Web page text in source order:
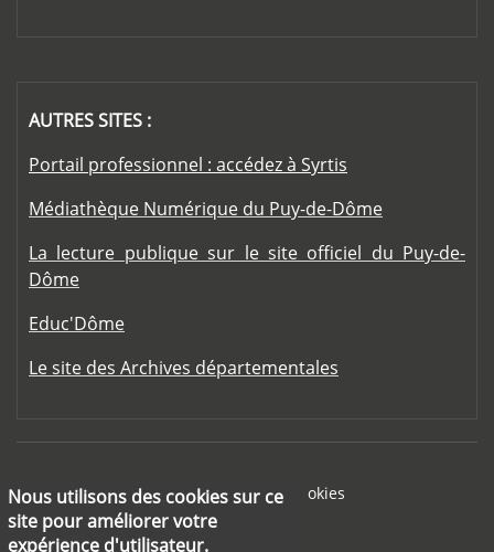
Nous utilisons des cookies sur ce
site pour améliorer votre
expérience d'utilisateur.
AUTRES SITES :
Portail professionnel : accédez à Syrtis
Médiathèque Numérique du Puy-de-Dôme
La lecture publique sur le site officiel du Puy-de-
Dôme
Educ'Dôme
Le site des Archives départementales
Footer menu
Mentions légales
Cookies
Aide